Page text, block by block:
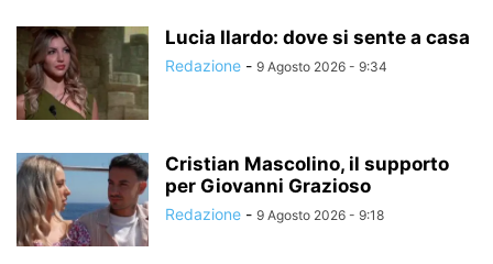
Lucia Ilardo: dove si sente a casa
Redazione - 9 Agosto 2026 - 9:34
Cristian Mascolino, il supporto
per Giovanni Grazioso
Redazione - 9 Agosto 2026 - 9:18